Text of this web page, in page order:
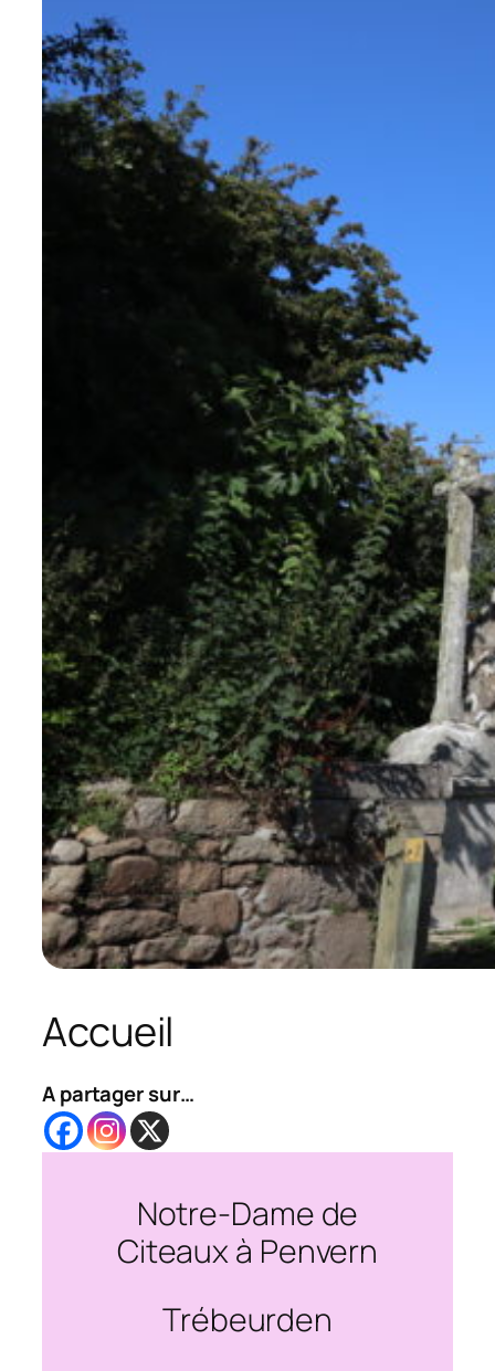
Accueil
A partager sur…
Notre-Dame de
Citeaux à Penvern
Trébeurden